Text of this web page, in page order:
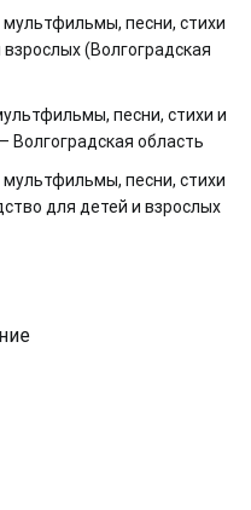
песни, стихи
(Волгоградская
песни, стихи и
Волгоградская область
песни, стихи
для детей и взрослых